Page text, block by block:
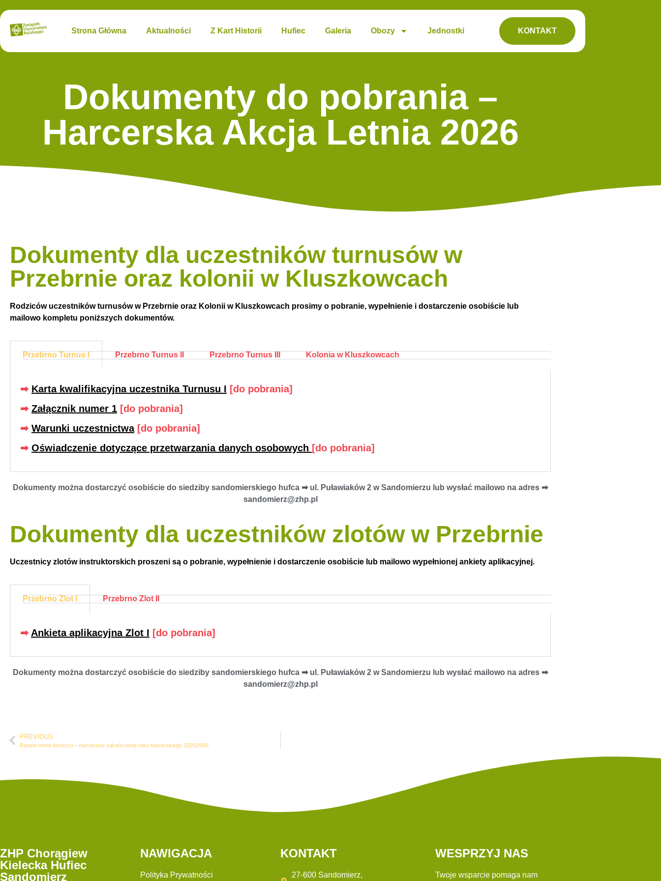
Strona Główna Aktualności Z Kart Historii Hufiec Galeria Obozy Jednostki KONTAKT
Dokumenty do pobrania –
Harcerska Akcja Letnia 2026
Dokumenty dla uczestników turnusów w
Przebrnie oraz kolonii w Kluszkowcach
Rodziców uczestników turnusów w Przebrnie oraz Kolonii w Kluszkowcach prosimy o pobranie, wypełnienie i dostarczenie osobiście lub
mailowo kompletu poniższych dokumentów.
Przebrno Turnus I Przebrno Turnus II Przebrno Turnus III Kolonia w Kluszkowcach
➡︎ Karta kwalifikacyjna uczestnika Turnusu I [do pobrania]
➡︎ Załącznik numer 1 [do pobrania]
➡︎ Warunki uczestnictwa[do pobrania]
➡︎ Oświadczenie dotyczące przetwarzania danych osobowych [do pobrania]
Dokumenty można dostarczyć osobiście do siedziby sandomierskiego hufca ➡︎ ul. Puławiaków 2 w Sandomierzu lub wysłać mailowo na adres ➡︎
sandomierz@zhp.pl
Dokumenty dla uczestników zlotów w Przebrnie
Uczestnicy zlotów instruktorskich proszeni są o pobranie, wypełnienie i dostarczenie osobiście lub mailowo wypełnionej ankiety aplikacyjnej.
Przebrno Zlot I Przebrno Zlot II
➡︎ Ankieta aplikacyjna Zlot I [do pobrania]
Dokumenty można dostarczyć osobiście do siedziby sandomierskiego hufca ➡︎ ul. Puławiaków 2 w Sandomierzu lub wysłać mailowo na adres ➡︎
sandomierz@zhp.pl
PREVIOUS
Razem mimo deszczu – harcerskie zakończenie roku harcerskiego 2025/2026
ZHP Chorągiew
Kielecka Hufiec
Sandomierz
NAWIGACJA
Polityka Prywatności
KONTAKT
27-600 Sandomierz,
WESPRZYJ NAS
Twoje wsparcie pomaga nam